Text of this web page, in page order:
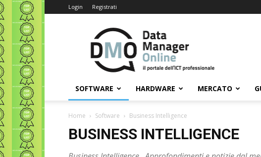
Login Registrati
Data
Manager
Online
SOFTWARE HARDWARE MERCATO
Home Software Business Intelligence
BUSINESS INTELLIGENCE